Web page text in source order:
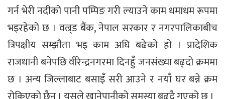
गर्न भेरी नदीको पानी पम्पिङ गरी ल्याउने काम धमाधम रूपमा
भइरहेको छ । वल्र्ड बैंक, नेपाल सरकार र नगरपालिकाबीच
त्रिपक्षीय सम्झौता भइ काम अघि बढेको हो । प्रादेशिक
राजधानी बनेपछि वीरेन्द्रनगरमा दिनहुँ जनसंख्या बढ्दो क्रममा
छ । अन्य जिल्लाबाट बसाइँ सरी आउने र नयाँ घर बन्ने क्रम